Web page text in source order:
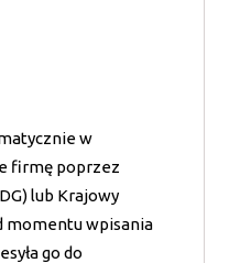
w
firmę poprzez
lub Krajowy
momentu wpisania
go do